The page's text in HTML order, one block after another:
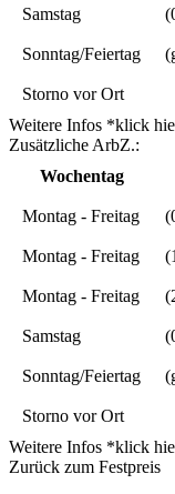
Samstag
Sonntag/Feiertag
Storno vor Ort
Weitere Infos *klick
Zusätzliche ArbZ.:
Wochentag
Montag - Freitag
Montag - Freitag
Montag - Freitag
Samstag
Sonntag/Feiertag
Storno vor Ort
Weitere Infos *klick
Zurück zum Festpreis